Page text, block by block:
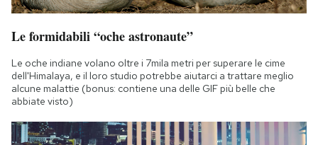
Le formidabili “oche astronaute”
Le oche indiane volano oltre i 7mila metri per superare le cime
dell'Himalaya, e il loro studio potrebbe aiutarci a trattare meglio
alcune malattie (bonus: contiene una delle GIF più belle che
abbiate visto)